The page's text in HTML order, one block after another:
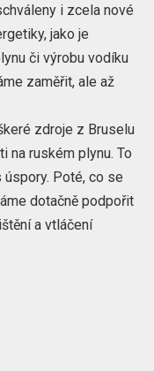
i zcela nové
jako je
či výrobu vodíku
zaměřit, ale až
zdroje z Bruselu
na ruském plynu. To
úspory. Poté, co se
dotačně podpořit
a vtláčení